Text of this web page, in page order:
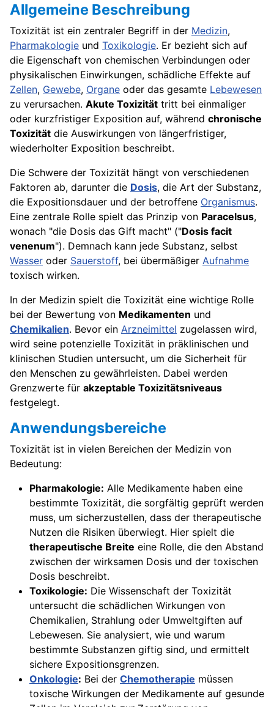
Allgemeine Beschreibung
Toxizität ist ein zentraler Begriff in der Medizin,
Pharmakologie und Toxikologie. Er bezieht sich auf
die Eigenschaft von chemischen Verbindungen oder
physikalischen Einwirkungen, schädliche Effekte auf
Zellen, Gewebe, Organe oder das gesamte Lebewesen
zu verursachen. Akute Toxizität tritt bei einmaliger
oder kurzfristiger Exposition auf, während chronische
Toxizität die Auswirkungen von längerfristiger,
wiederholter Exposition beschreibt.
Die Schwere der Toxizität hängt von verschiedenen
Faktoren ab, darunter die Dosis, die Art der Substanz,
die Expositionsdauer und der betroffene Organismus.
Eine zentrale Rolle spielt das Prinzip von Paracelsus,
wonach "die Dosis das Gift macht" ("Dosis facit
venenum"). Demnach kann jede Substanz, selbst
Wasser oder Sauerstoff, bei übermäßiger Aufnahme
toxisch wirken.
In der Medizin spielt die Toxizität eine wichtige Rolle
bei der Bewertung von Medikamenten und
Chemikalien. Bevor ein Arzneimittel zugelassen wird,
wird seine potenzielle Toxizität in präklinischen und
klinischen Studien untersucht, um die Sicherheit für
den Menschen zu gewährleisten. Dabei werden
Grenzwerte für akzeptable Toxizitätsniveaus
festgelegt.
Anwendungsbereiche
Toxizität ist in vielen Bereichen der Medizin von
Bedeutung:
Pharmakologie: Alle Medikamente haben eine
bestimmte Toxizität, die sorgfältig geprüft werden
muss, um sicherzustellen, dass der therapeutische
Nutzen die Risiken überwiegt. Hier spielt die
therapeutische Breite eine Rolle, die den Abstand
zwischen der wirksamen Dosis und der toxischen
Dosis beschreibt.
Toxikologie: Die Wissenschaft der Toxizität
untersucht die schädlichen Wirkungen von
Chemikalien, Strahlung oder Umweltgiften auf
Lebewesen. Sie analysiert, wie und warum
bestimmte Substanzen giftig sind, und ermittelt
sichere Expositionsgrenzen.
Onkologie: Bei der Chemotherapie müssen
toxische Wirkungen der Medikamente auf gesunde